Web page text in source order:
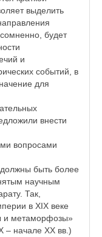
выделить
будет
и
событий, в
для
внести
вопросами
быть более
научным
Так,
в XIX веке
и метаморфозы»
– начале XX вв.)